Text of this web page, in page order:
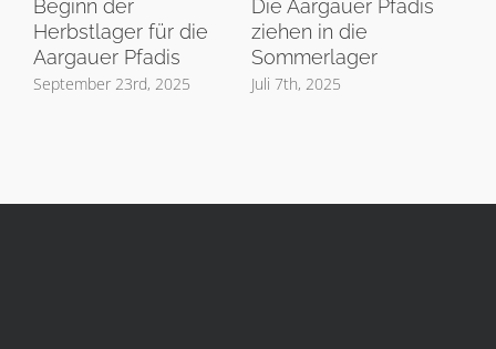
Beginn der
Herbstlager für die
Aargauer Pfadis
September 23rd, 2025
Die Aargauer Pfadis
ziehen in die
Sommerlager
Juli 7th, 2025